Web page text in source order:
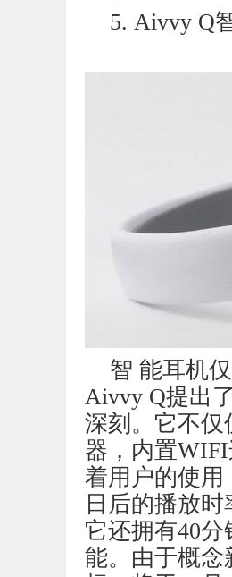
5. Aivvy Q
智 能耳机
Aivvy Q提出
深刻。它不仅
器，内置
着用户的使用
日后的播放
它还拥有40
能。由于概